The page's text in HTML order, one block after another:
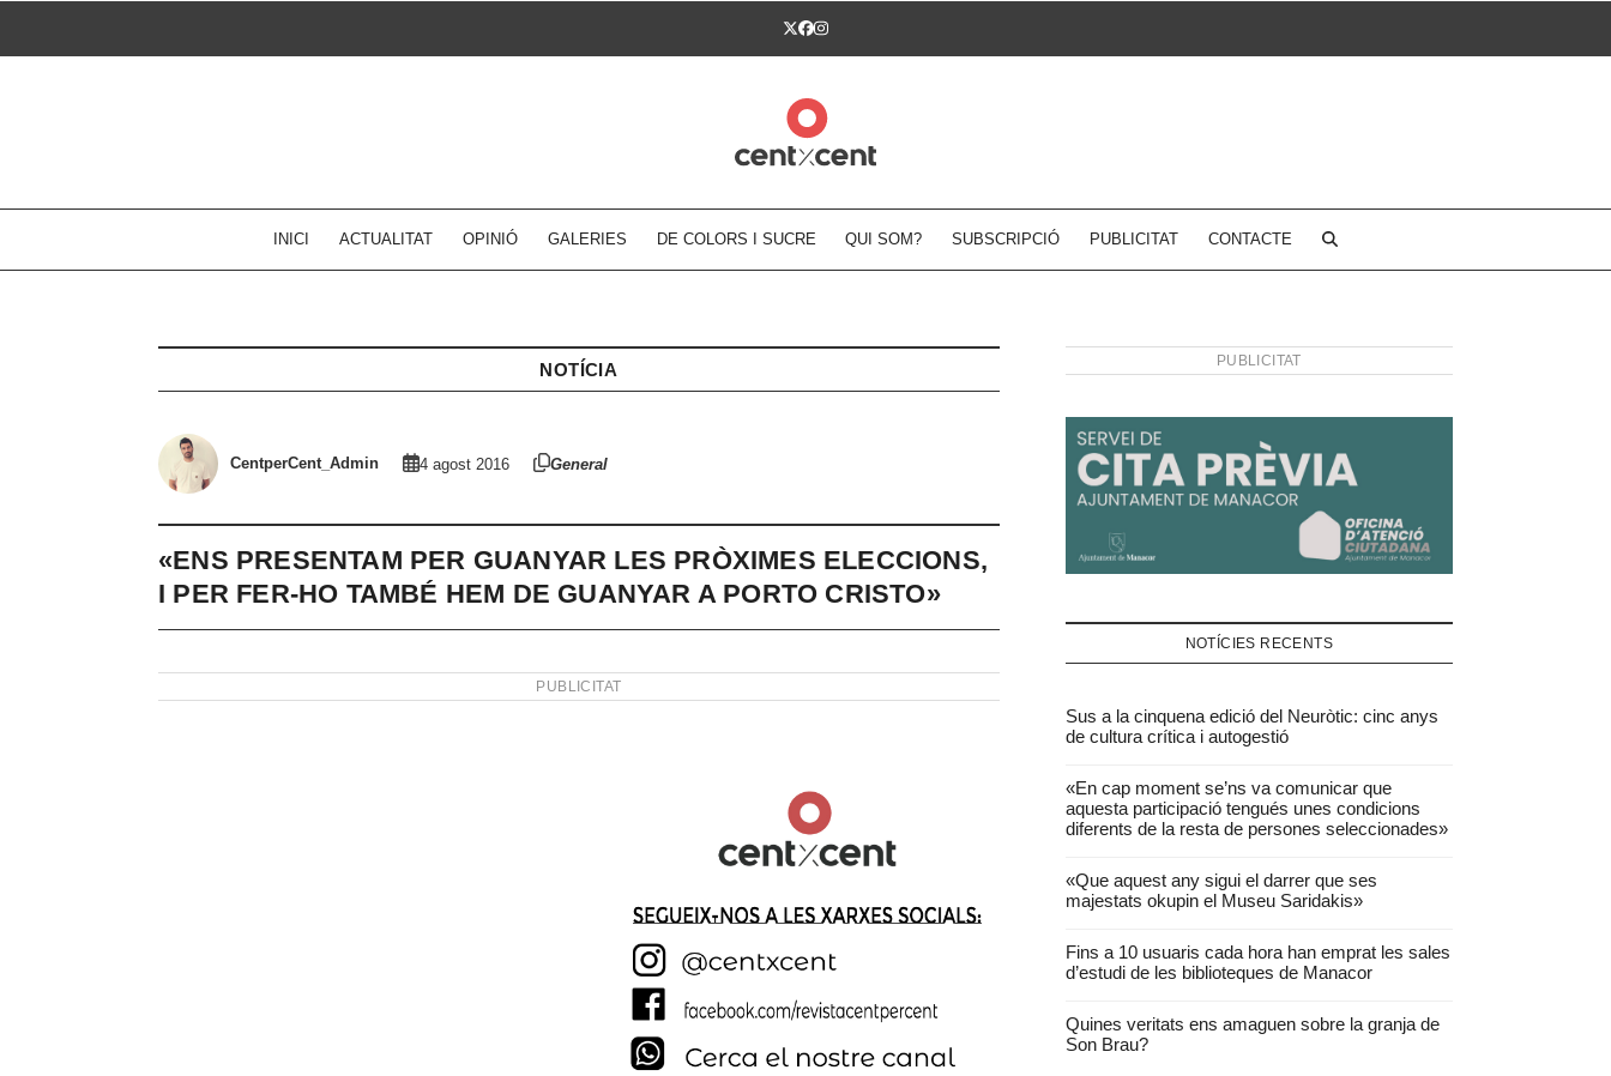
Twitter
Facebook
Instagram
INICI ACTUALITAT OPINIÓ GALERIES DE COLORS I SUCRE QUI SOM? SUBSCRIPCIÓ PUBLICITAT CONTACTE
NOTÍCIA
CentperCent_Admin 4 agost 2016 General
«ENS PRESENTAM PER GUANYAR LES PRÒXIMES ELECCIONS,
I PER FER-HO TAMBÉ HEM DE GUANYAR A PORTO CRISTO»
PUBLICITAT
PUBLICITAT
NOTÍCIES RECENTS
Sus a la cinquena edició del Neuròtic: cinc anys
de cultura crítica i autogestió
«En cap moment se’ns va comunicar que
aquesta participació tengués unes condicions
diferents de la resta de persones seleccionades»
«Que aquest any sigui el darrer que ses
majestats okupin el Museu Saridakis»
Fins a 10 usuaris cada hora han emprat les sales
d’estudi de les biblioteques de Manacor
Quines veritats ens amaguen sobre la granja de
Son Brau?